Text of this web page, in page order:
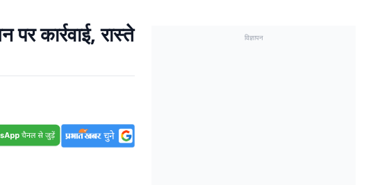
कार्रवाई, रास्ते
विज्ञापन